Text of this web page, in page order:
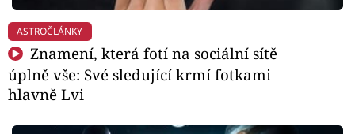
ASTROČLÁNKY
Znamení, která fotí na sociální sítě
úplně vše: Své sledující krmí fotkami
hlavně Lvi